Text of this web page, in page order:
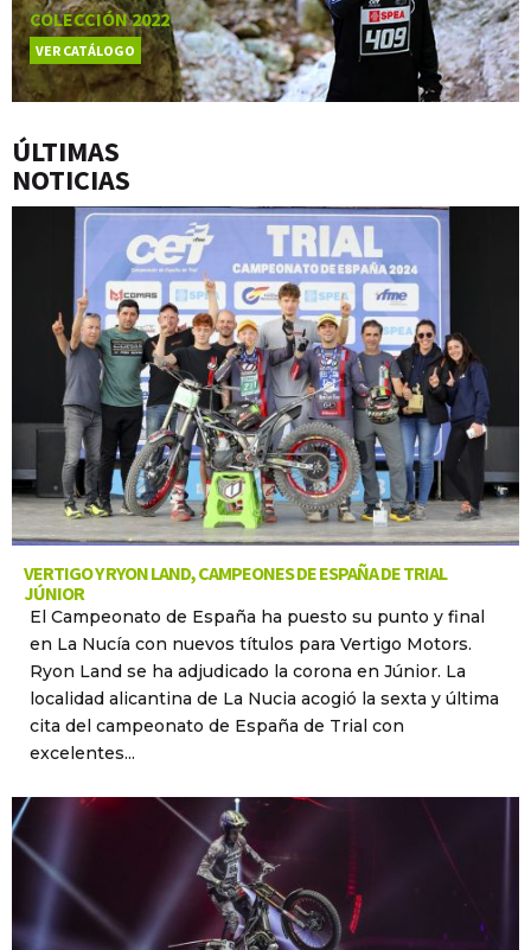
COLECCIÓN 2022
VER CATÁLOGO
ÚLTIMAS
NOTICIAS
VERTIGO Y RYON LAND, CAMPEONES DE ESPAÑA DE TRIAL
JÚNIOR
El Campeonato de España ha puesto su punto y final
en La Nucía con nuevos títulos para Vertigo Motors.
Ryon Land se ha adjudicado la corona en Júnior. La
localidad alicantina de La Nucia acogió la sexta y última
cita del campeonato de España de Trial con
excelentes...